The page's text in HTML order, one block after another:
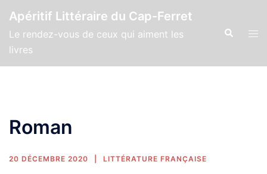
Apéritif Littéraire du Cap-Ferret
Le rendez-vous de ceux qui aiment les
livres
Roman
20 DÉCEMBRE 2020 LITTÉRATURE FRANÇAISE